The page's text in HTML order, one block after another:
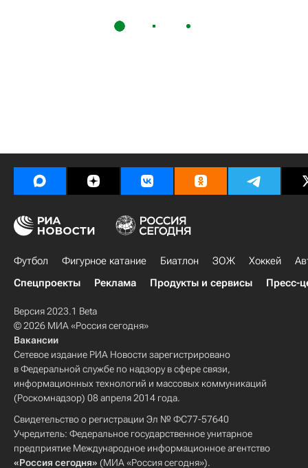
Футбол Фигурное катание Биатлон ЗОЖ Хоккей
Спецпроекты
Реклама Продукты и сервисы Пресс-
Версия 2023.1 Beta
© 2026 МИА «Россия сегодня»
Вакансии
Сетевое издание РИА Новости зарегистрировано
в Федеральной службе по надзору в сфере связи,
информационных технологий и массовых коммуникаций
(Роскомнадзор) 08 апреля 2014 года.
Свидетельство о регистрации Эл № ФС77-57640
Учредитель: Федеральное государственное унитарное
предприятие Международное информационное агентство
«Россия сегодня» (МИА «Россия сегодня»).